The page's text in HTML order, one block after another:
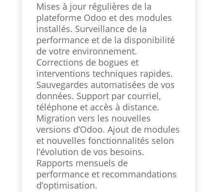
Mises à jour régulières de la
plateforme Odoo et des modules
installés. Surveillance de la
performance et de la disponibilité
de votre environnement.
Corrections de bogues et
interventions techniques rapides.
Sauvegardes automatisées de vos
données. Support par courriel,
téléphone et accès à distance.
Migration vers les nouvelles
versions d’Odoo. Ajout de modules
et nouvelles fonctionnalités selon
l’évolution de vos besoins.
Rapports mensuels de
performance et recommandations
d’optimisation.